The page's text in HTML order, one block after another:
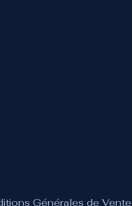
Générales de Vente